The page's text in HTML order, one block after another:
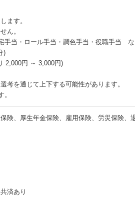
ます。
ん。
手当・ロール手当・調色手当・役職手当
)
2,000円 ～ 3,000円)
考を通じて上下する可能性があります。
険、厚生年金保険、雇用保険、労災保険、
済あり